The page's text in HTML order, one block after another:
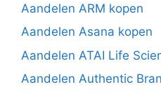
Aandelen ARM kopen
Aandelen Asana kopen
Aandelen ATAI Life
Aandelen Authentic